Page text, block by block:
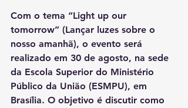
Com o tema “Light up our
tomorrow” (Lançar luzes sobre o
nosso amanhã), o evento será
realizado em 30 de agosto, na sede
da Escola Superior do Ministério
Público da União (ESMPU), em
Brasília. O objetivo é discutir como